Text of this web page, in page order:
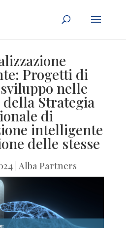
Progetti di
nelle
Strategia
di
intelligente
delle stesse
| Alba Partners